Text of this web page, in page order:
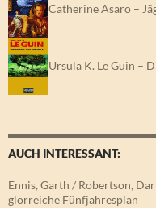
Catherine Asaro –
Ursula K. Le Guin –
AUCH INTERESSANT:
Ennis, Garth / Robertson,
glorreiche Fünfjahresplan